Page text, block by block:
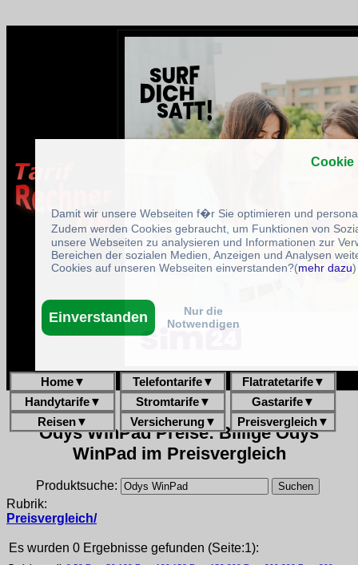
Home▼ Telefontarife▼ Flatratetarife▼
Handytarife▼ Stromtarife▼ Gastarife▼
Reisen▼ Versicherung▼ Preisvergleich▼
Odys WinPad Preise: Billige Odys
WinPad im Preisvergleich
Produktsuche:
Rubrik:
Preisvergleich/
Es wurden 0 Ergebnisse gefunden (Seite:1):
Cookie
Damit wir unsere Webseiten f�r Sie optimieren und
Zudem werden Cookies gebraucht, um Funktionen von
unsere Webseiten zu analysieren und Informationen zur
Bereichen der sozialen Medien, Anzeigen und Analysen
Cookies auf unseren Webseiten einverstanden?(mehr dazu)
Einverstanden
Nur die
Notwendigen